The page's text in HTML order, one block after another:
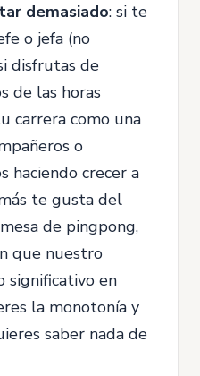
demasiado: si te
o jefa (no
disfrutas de
de las horas
carrera como una
o
haciendo crecer a
te gusta del
de pingpong,
que nuestro
significativo en
la monotonía y
saber nada de